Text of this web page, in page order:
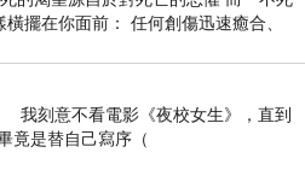
橫擺在你面前： 任何創傷迅速癒合、
痛覺消失…堪
我刻意不看電影《夜校女生》，直到
竟是替自己寫序（